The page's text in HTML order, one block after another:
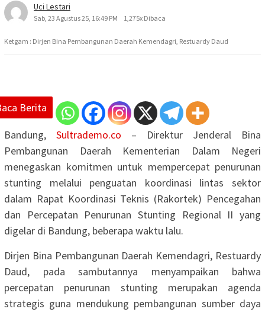
Uci Lestari
Sab, 23 Agustus 25, 16:49 PM 1,275x Dibaca
Ketgam : Dirjen Bina Pembangunan Daerah Kemendagri, Restuardy Daud
Berita
Bandung, Sultrademo.co – Direktur Jenderal Bina
Pembangunan Daerah Kementerian Dalam Negeri
menegaskan komitmen untuk mempercepat penurunan
stunting melalui penguatan koordinasi lintas sektor
dalam Rapat Koordinasi Teknis (Rakortek) Pencegahan
dan Percepatan Penurunan Stunting Regional II yang
digelar di Bandung, beberapa waktu lalu.
Dirjen Bina Pembangunan Daerah Kemendagri, Restuardy
Daud, pada sambutannya menyampaikan bahwa
percepatan penurunan stunting merupakan agenda
strategis guna mendukung pembangunan sumber daya